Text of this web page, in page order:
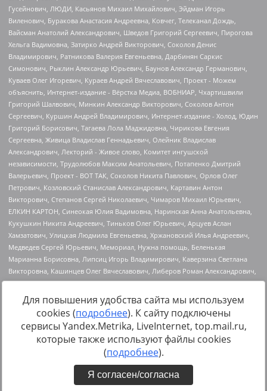
https://minjust.gov.ru/uploaded/files/reestr-
inostrannyih-agentov-22-03-2024.pdfданные на22.03.2024
Для повышения удобства сайта мы используем
cookies (подробнее). К сайту подключены
сервисы Yandex.Metrika, LiveInternet, top.mail.ru,
которые также используют файлы cookies
(подробнее).
Я согласен/согласна